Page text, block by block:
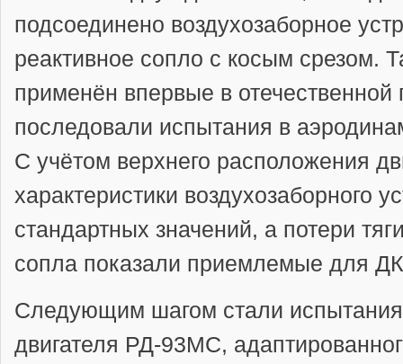
подсоединено воздухозаборное
реактивное сопло с косым срезом.
применён впервые в отечественной
последовали испытания в
С учётом верхнего расположения
характеристики воздухозаборного
стандартных значений, а потери
сопла показали приемлемые для
Следующим шагом стали
двигателя РД-93МС,